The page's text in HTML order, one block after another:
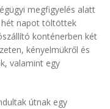
megfigyelés alatt
hét napot töltöttek
konténerben két
kényelmükről és
valamint egy
útnak egy